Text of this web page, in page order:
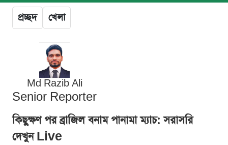
প্রচ্ছদ খেলা
Md Razib Ali
Senior Reporter
কিছুক্ষণ পর ব্রাজিল বনাম পানামা ম্যাচ: সরাসরি
দেখুন Live